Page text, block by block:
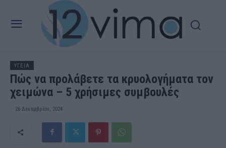
ΥΓΕΙΑ
Πώς να προλάβετε τα κρυολογήματα τοv
χειμώνα – 5 χρήσιμες συμβουλές
26 Δεκεμβρίου, 2024